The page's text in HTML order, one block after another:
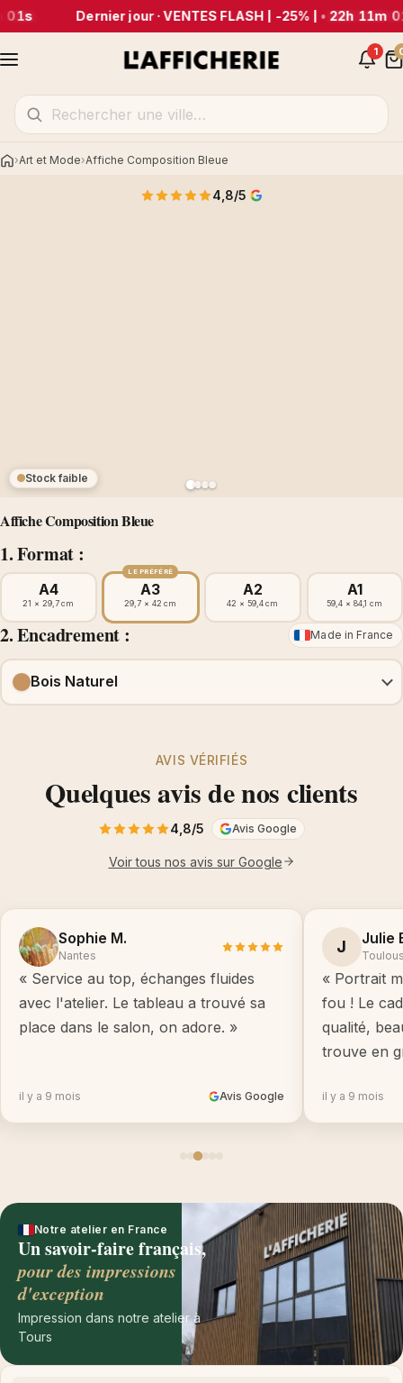
01s Dernier jour · VENTES FLASH | -25% | •22h 11m
1
AccueilArt et Mode Affiche Composition Bleue
Affiche Composition Bleue
1. Format :
Stock faible
4,8/5
A4
21 × 29,7 cm
LE PRÉFÉRÉ
A3
29,7 × 42 cm
A2
42 × 59,4 cm
A1
59,4 × 84,1 cm
2. Encadrement : Made in France
Bois Naturel
AVIS VÉRIFIÉS
Quelques avis de nos clients
4,8/5 Avis Google
Voir tous nos avis sur Google
Sophie M.
Nantes
« Service au top, échanges fluides
avec l'atelier. Le tableau a trouvé sa
place dans le salon, on adore. »
il y a 9 mois Avis Google
J Julie
« Portrait
fou ! Le
qualité,
trouve en
il y a 9 mois
Notre atelier en France
Un savoir-faire français,
pour des impressions
d'exception
Impression dans notre atelier à
Tours